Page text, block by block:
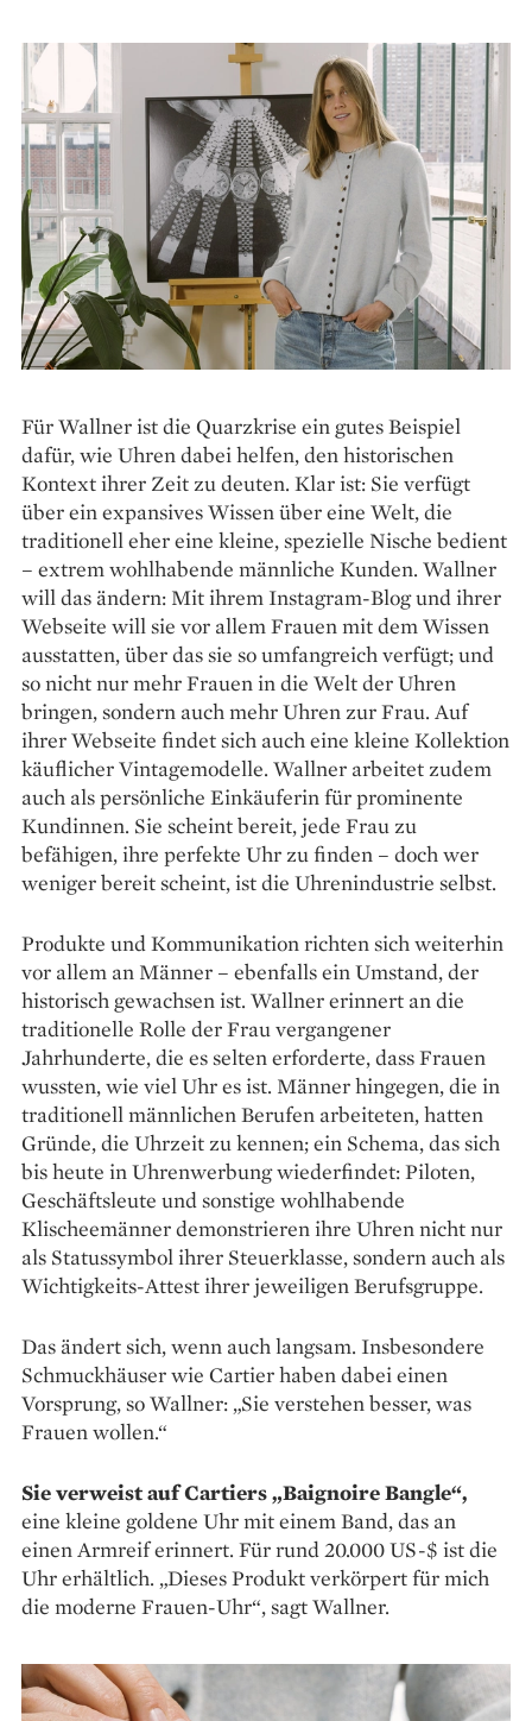
Für Wallner ist die Quarzkrise ein gutes ­Beispiel
dafür, wie Uhren dabei helfen, den historischen
Kontext ihrer Zeit zu deuten. Klar ist: Sie verfügt
über ein expansives Wissen über eine Welt, die
traditionell eher eine kleine, spezielle ­Nische bedient
– extrem wohlhabende männliche Kunden. Wallner
will das ändern: Mit ihrem Instagram-Blog und ihrer
Webseite will sie vor allem Frauen mit dem Wissen
ausstatten, über das sie so umfangreich verfügt; und
so nicht nur mehr Frauen in die Welt der Uhren
bringen, sondern auch mehr Uhren zur Frau. Auf
ihrer Webseite findet sich auch eine kleine Kollektion
käuf­licher Vintagemodelle. Wallner arbeitet zudem
auch als persönliche Einkäuferin für prominente
Kundinnen. Sie scheint bereit, jede Frau zu
befähigen, ihre perfekte Uhr zu finden – doch wer
weniger ­bereit scheint, ist die Uhrenindustrie selbst.
Produkte und Kommunikation richten sich weiterhin
vor allem an Männer – ebenfalls ein Umstand, der
historisch gewachsen ist. Wallner erinnert an die
traditionelle Rolle der Frau vergangener
Jahrhunderte, die es selten erforderte, dass Frauen
wussten, wie viel Uhr es ist. Männer hingegen, die in
traditionell männlichen Berufen arbeiteten, hatten
Gründe, die Uhrzeit zu kennen; ein Schema, das sich
bis heute in ­Uhrenwerbung wiederfindet: Piloten,
Geschäftsleute und ­sonstige wohlhabende
Klischeemänner ­demonstrieren ihre Uhren nicht nur
als Statussymbol ihrer Steuer­klasse, sondern auch als
Wichtigkeits-­Attest ­ihrer jeweiligen Berufsgruppe.
Das ändert sich, wenn auch langsam. Ins­besondere
Schmuckhäuser wie Cartier haben dabei einen
Vorsprung, so Wallner: „Sie verstehen besser, was
Frauen wollen.“
Sie verweist auf Cartiers „Baignoire Bangle“,
eine kleine goldene Uhr mit einem Band, das an
einen Armreif erinnert. Für rund 20.000 US-$ ist die
Uhr erhältlich. „Dieses Produkt verkörpert für mich
die moderne Frauen-Uhr“, sagt Wallner.